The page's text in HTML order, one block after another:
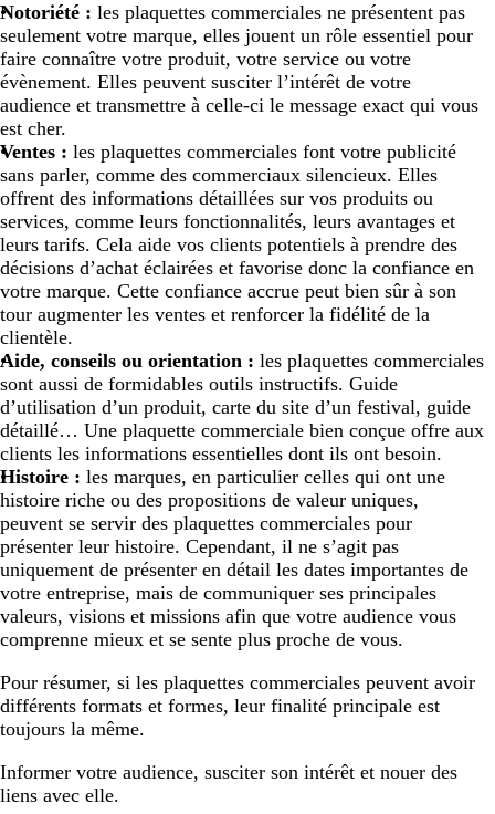
Notoriété : les plaquettes commerciales ne présentent pas
seulement votre marque, elles jouent un rôle essentiel pour
faire connaître votre produit, votre service ou votre
évènement. Elles peuvent susciter l’intérêt de votre
audience et transmettre à celle-ci le message exact qui vous
est cher.
Ventes : les plaquettes commerciales font votre publicité
sans parler, comme des commerciaux silencieux. Elles
offrent des informations détaillées sur vos produits ou
services, comme leurs fonctionnalités, leurs avantages et
leurs tarifs. Cela aide vos clients potentiels à prendre des
décisions d’achat éclairées et favorise donc la confiance en
votre marque. Cette confiance accrue peut bien sûr à son
tour augmenter les ventes et renforcer la fidélité de la
clientèle.
Aide, conseils ou orientation : les plaquettes commerciales
sont aussi de formidables outils instructifs. Guide
d’utilisation d’un produit, carte du site d’un festival, guide
détaillé… Une plaquette commerciale bien conçue offre aux
clients les informations essentielles dont ils ont besoin.
Histoire : les marques, en particulier celles qui ont une
histoire riche ou des propositions de valeur uniques,
peuvent se servir des plaquettes commerciales pour
présenter leur histoire. Cependant, il ne s’agit pas
uniquement de présenter en détail les dates importantes de
votre entreprise, mais de communiquer ses principales
valeurs, visions et missions afin que votre audience vous
comprenne mieux et se sente plus proche de vous.
Pour résumer, si les plaquettes commerciales peuvent avoir
différents formats et formes, leur finalité principale est
toujours la même.
Informer votre audience, susciter son intérêt et nouer des
liens avec elle.